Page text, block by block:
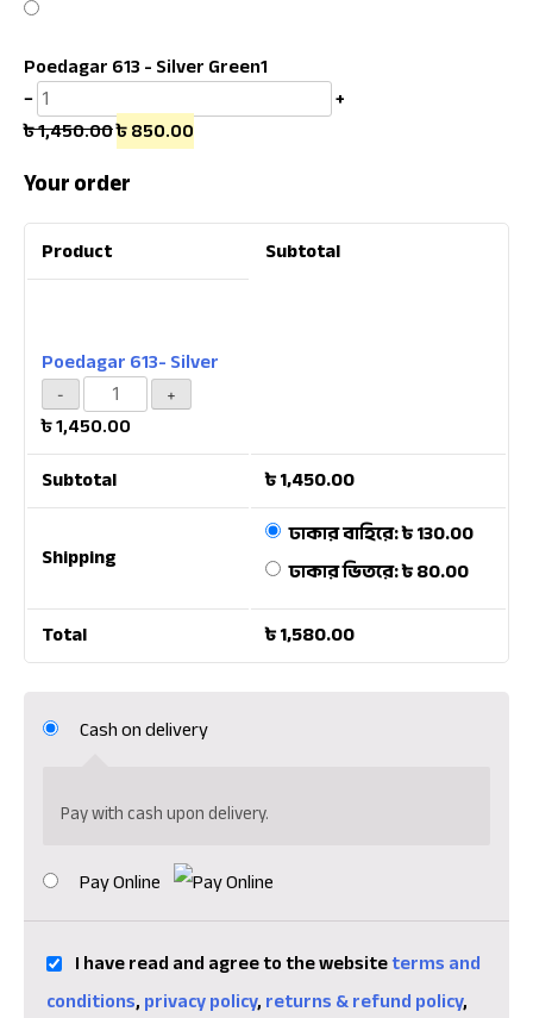
Poedagar 613 - Silver Green1
−
+
৳1,450.00৳850.00
Your order
Product Subtotal
Poedagar 613- Silver
৳1,450.00
Subtotal
৳1,450.00
Shipping
ঢাকার বাহিরে:৳130.00
ঢাকার ভিতরে:৳80.00
Total
৳1,580.00
Cash on delivery
Pay with cash upon delivery.
Pay Online
I have read and agree to the websiteterms and
conditions,privacy policy,returns & refund policy,